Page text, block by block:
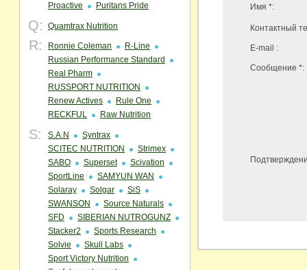
Proactive
Puritans Pride
Q: Quamtrax Nutrition
R: Ronnie Coleman
R-Line
Russian Performance Standard
Real Pharm
RUSSPORT NUTRITION
Renew Actives
Rule One
RECKFUL
Raw Nutrition
S: S.A.N
Syntrax
SCITEC NUTRITION
Strimex
SABO
Superset
Scivation
SportLine
SAMYUN WAN
Solaray
Solgar
SiS
SWANSON
Source Naturals
SFD
SIBERIAN NUTROGUNZ
Stacker2
Sports Research
Solvie
Skull Labs
Sport Victory Nutrition
Имя *:
Контактный
E-mail :
Сообщение *: